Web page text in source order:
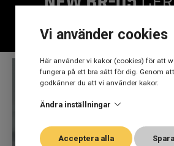
Vi använder cookies
Här använder vi kakor (cookies) för att
fungera på ett bra sätt för dig. Genom
godkänner du att vi använder kakor.
Ändra inställningar
Acceptera alla